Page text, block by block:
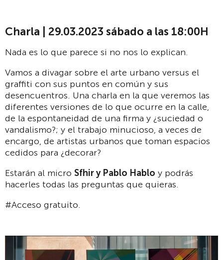
Charla | 29.03.2023 sábado a las 18:00H
Nada es lo que parece si no nos lo explican.
Vamos a divagar sobre el arte urbano versus el
graffiti con sus puntos en común y sus
desencuentros. Una charla en la que veremos las
diferentes versiones de lo que ocurre en la calle,
de la espontaneidad de una firma y ¿suciedad o
vandalismo?; y el trabajo minucioso, a veces de
encargo, de artistas urbanos que toman espacios
cedidos para ¿decorar?
Estarán al micro Sfhir y Pablo Hablo y podrás
hacerles todas las preguntas que quieras.
#Acceso gratuito.